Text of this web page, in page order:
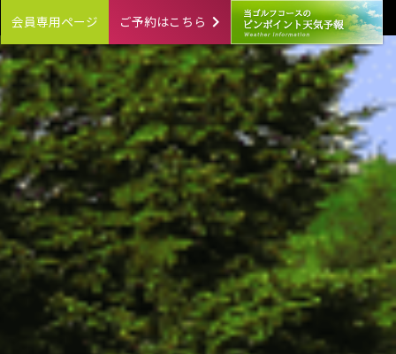
会員専用ページ ご予約はこちら